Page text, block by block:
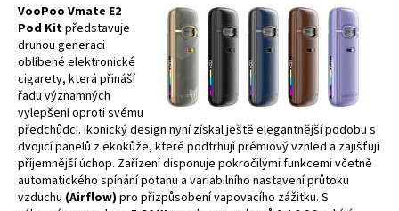
VooPoo Vmate E2
Pod Kitpředstavuje
druhou generaci
oblíbené elektronické
cigarety, která přináší
řadu významných
vylepšení oproti svému
předchůdci. Ikonický design nyní získal ještě elegantnější podobu s
dvojicí panelů z ekokůže, které podtrhují prémiový vzhled a zajišťují
příjemnější úchop. Zařízení disponuje pokročilými funkcemi včetně
automatického spínání potahu a variabilního nastavení průtoku
vzduchu (Airflow) pro přizpůsobení vapovacího zážitku. S
o
p
o
t
ř
e
b
u
j